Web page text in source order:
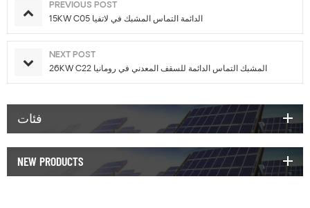
PREVIOUS POST
15KW C05 الدائمة التماس المشبك في لاتفيا
NEXT POST
26KW C22 المشبك التماس الدائمة للسقف المعدني في رومانيا
فئات
NEW PRODUCTS